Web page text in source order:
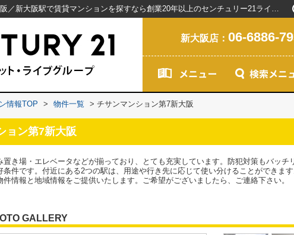
チサンマンション第7新大阪／新大阪駅で賃貸マンションを探すなら創業20年以上のセンチュリー21ライフネット・ライブグループ
新大阪店： 06-6886-
情報TOP > 物件一覧 > チサンマンション第7新大阪
ョン第7新大阪
置き場・エレベータなどが揃っており、とても充実しています。防犯対策もバッ
条件です。付近にある2つの駅は、用途や行き先に応じて使い分けることができま
情報と地域情報をご提供いたします。ご希望がございましたら、ご連絡下さい。
GALLERY